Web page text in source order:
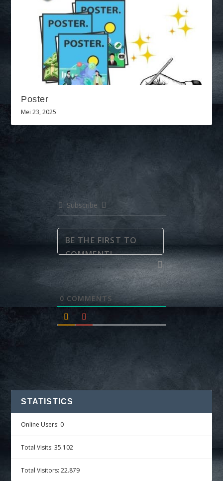
Poster
Mei 23, 2025
Subscribe
0 COMMENTS
STATISTICS
Online Users: 0
Total Visits:35.102
Total Visitors:22.879